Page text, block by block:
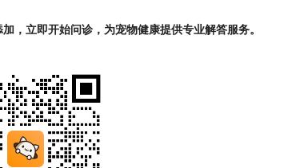
，立即开始问诊，为宠物健康提供专业解答服务。